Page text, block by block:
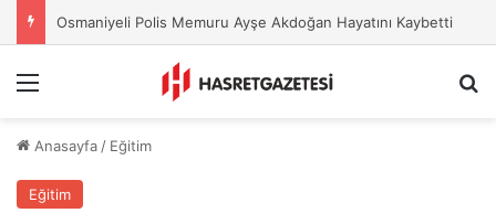
Osmaniyeli Polis Memuru Ayşe Akdoğan Hayatını Kaybetti
Anasayfa / Eğitim
Eğitim